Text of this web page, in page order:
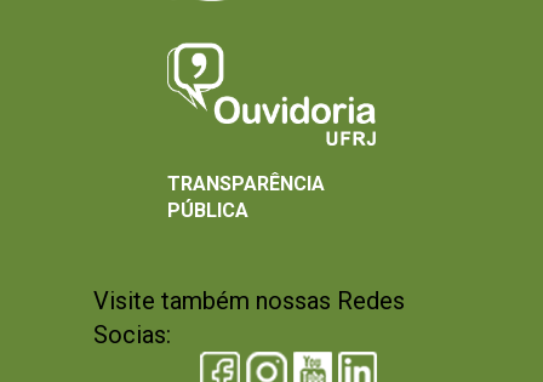
Visite também nossas Redes
Socias:
TRANSPARÊNCIA
PÚBLICA